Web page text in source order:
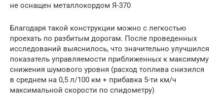
не оснащен металлокордом Я-370
Благодаря такой конструкции можно с легкостью
проехать по разбитым дорогам. После проведенных
исследований выяснилось, что значительно улучшился
показатель управляемости приближенных к максимуму
снижения шумового уровня (расход топлива снизился
в среднем на 0,5 л/100 км + прибавка 5-ти км/ч
максимальной скорости по спидометру)